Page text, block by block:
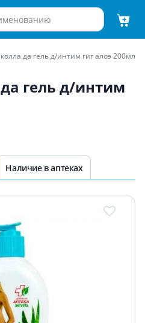
да гель д/интим гиг алоэ 200мл
гель д/интим
Наличие в аптеках